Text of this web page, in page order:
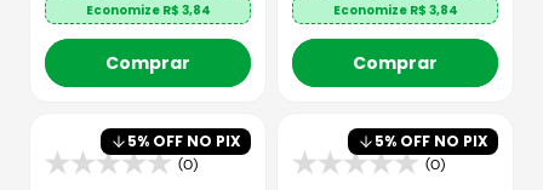
Economize R$ 3,84
Comprar
Economize R$ 3,84
Comprar
5% OFF NO PIX
(0)
5% OFF NO PIX
(0)